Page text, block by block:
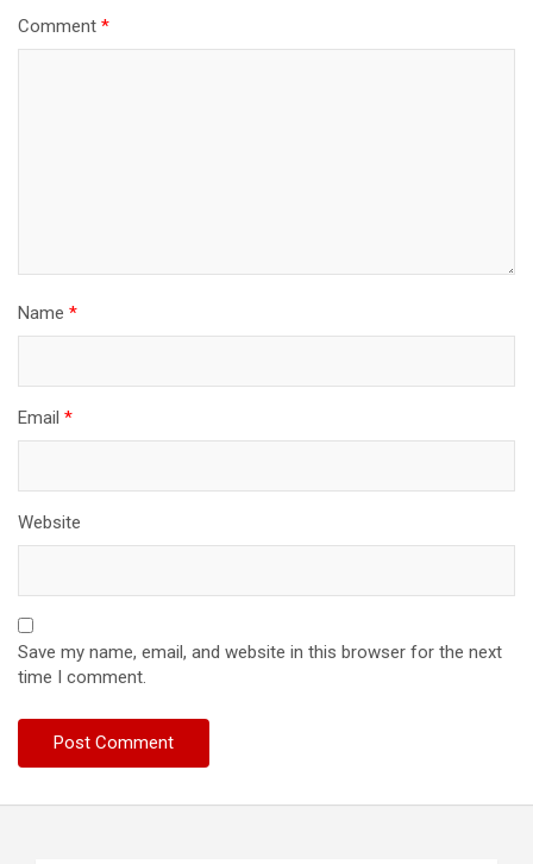
Comment *
Name *
Email *
Website
Save my name, email, and website in this browser for the next
time I comment.